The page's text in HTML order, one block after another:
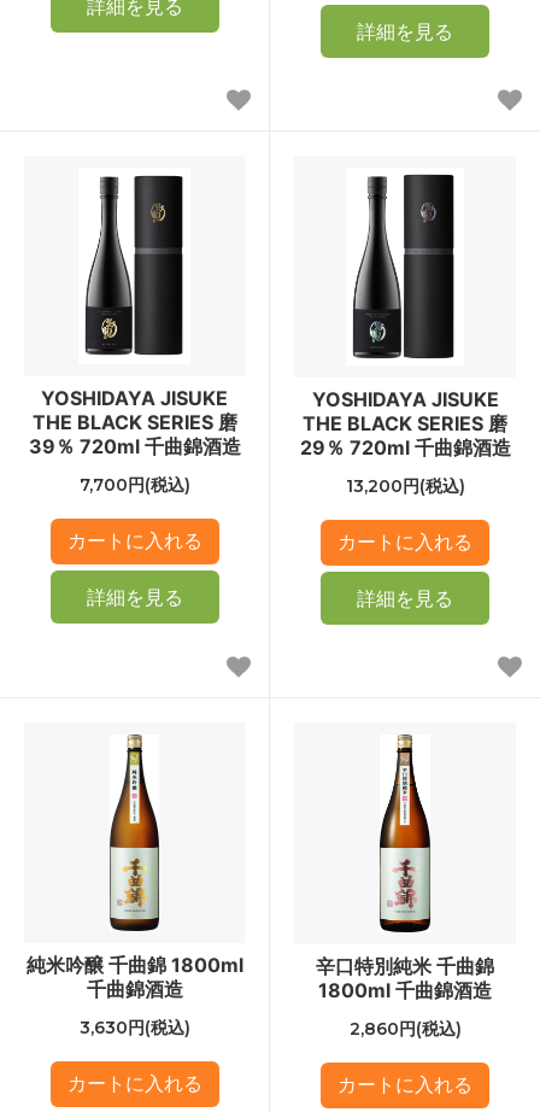
詳細を見る
詳細を見る
YOSHIDAYA JISUKE
THE BLACK SERIES 磨
39％ 720ml 千曲錦酒造
7,700円(税込)
詳細を見る
YOSHIDAYA JISUKE
THE BLACK SERIES 磨
29％ 720ml 千曲錦酒造
13,200円(税込)
詳細を見る
純米吟醸 千曲錦 1800ml
千曲錦酒造
3,630円(税込)
辛口特別純米 千曲錦
1800ml 千曲錦酒造
2,860円(税込)